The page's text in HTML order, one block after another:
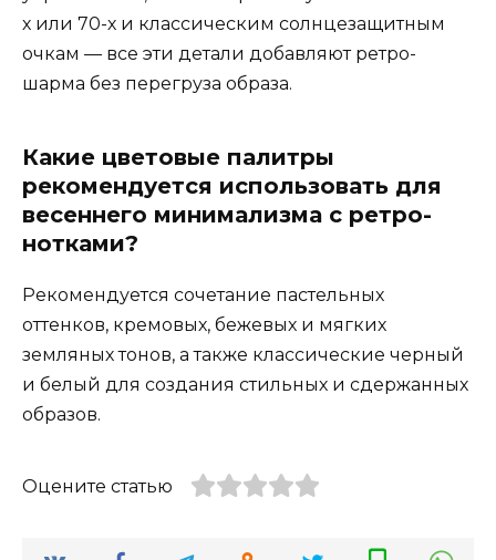
х или 70-х и классическим солнцезащитным
очкам — все эти детали добавляют ретро-
шарма без перегруза образа.
Какие цветовые палитры
рекомендуется использовать для
весеннего минимализма с ретро-
нотками?
Рекомендуется сочетание пастельных
оттенков, кремовых, бежевых и мягких
земляных тонов, а также классические черный
и белый для создания стильных и сдержанных
образов.
Оцените статью